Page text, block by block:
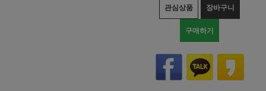
관심상품 장바구니
구매하기